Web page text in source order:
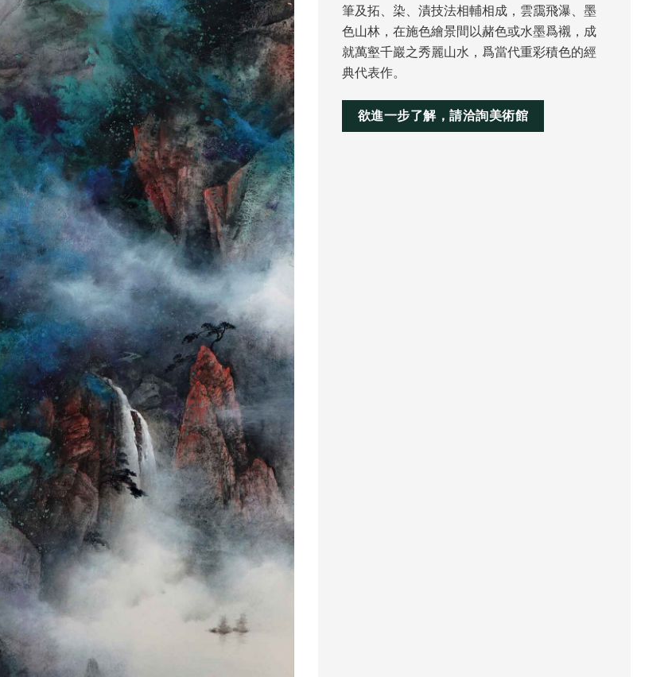
筆及拓、染、漬技法相輔相成，雲靄飛瀑、墨
色山林，在施色繪景間以赭色或水墨爲襯，成
就萬壑千巖之秀麗山水，爲當代重彩積色的經
典代表作。
欲進一步了解，請洽詢美術館